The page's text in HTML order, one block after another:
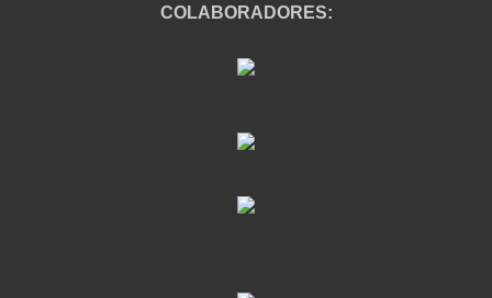
COLABORADORES: